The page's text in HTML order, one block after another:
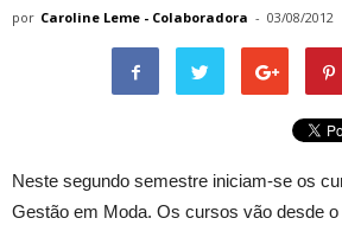
por Caroline Leme - Colaboradora - 03/08/2012
Neste segundo semestre iniciam-se os
Gestão em Moda. Os cursos vão desde